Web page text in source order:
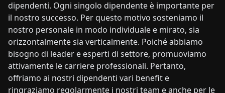
dipendenti. Ogni singolo dipendente è importante per
il nostro successo. Per questo motivo sosteniamo il
nostro personale in modo individuale e mirato, sia
orizzontalmente sia verticalmente. Poiché abbiamo
bisogno di leader e esperti di settore, promuoviamo
attivamente le carriere professionali. Pertanto,
offriamo ai nostri dipendenti vari benefit e
ringraziamo regolarmente i nostri team e anche per le